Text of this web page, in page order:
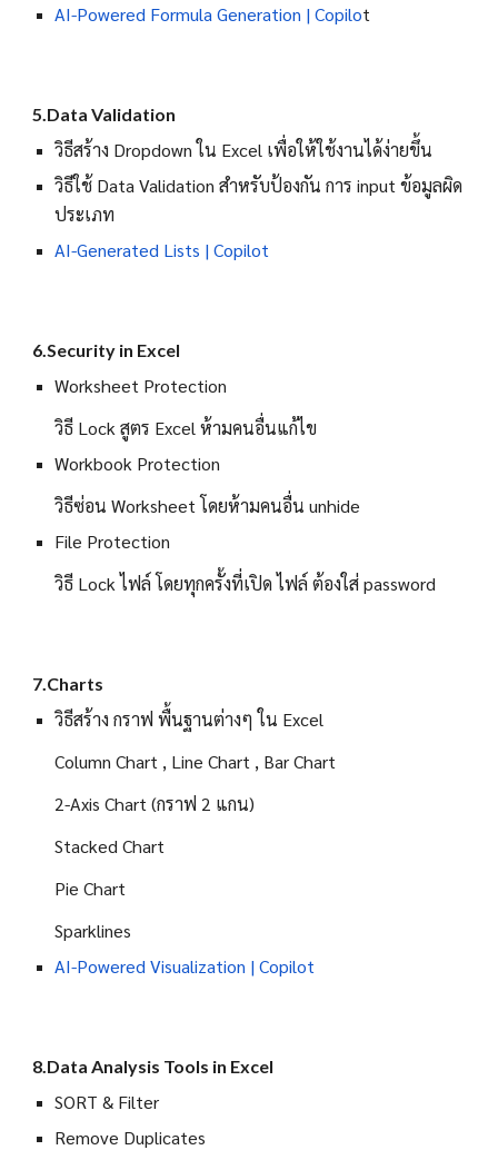
AI-Powered Formula Generation | Copilot
5.Data Validation
วิธีสร้าง Dropdown ใน Excel เพื่อให้ใช้งานได้ง่ายขึ้น
วิธีใช้ Data Validation สำหรับป้องกัน การ input ข้อมูลผิด
ประเภท
AI-Generated Lists | Copilot
6.Security in Excel
Worksheet Protection
วิธี Lock สูตร Excel ห้ามคนอื่นแก้ไข
Workbook Protection
วิธีซ่อน Worksheet โดยห้ามคนอื่น unhide
File Protection
วิธี Lock ไฟล์ โดยทุกครั้งที่เปิด ไฟล์ ต้องใส่ password
7.Charts
วิธีสร้าง กราฟ พื้นฐานต่างๆ ใน Excel
Column Chart , Line Chart , Bar Chart
2-Axis Chart (กราฟ 2 แกน)
Stacked Chart
Pie Chart
Sparklines
AI-Powered Visualization | Copilot
8.Data Analysis Tools in Excel
SORT & Filter
Remove Duplicates